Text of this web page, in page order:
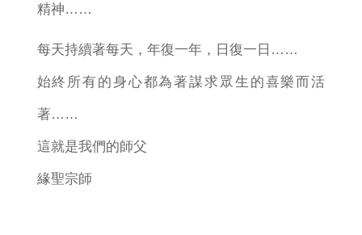
精神……
每天持續著每天，年復一年，日復一日……
始終所有的身心都為著謀求眾生的喜樂而活
著……
這就是我們的師父
緣聖宗師